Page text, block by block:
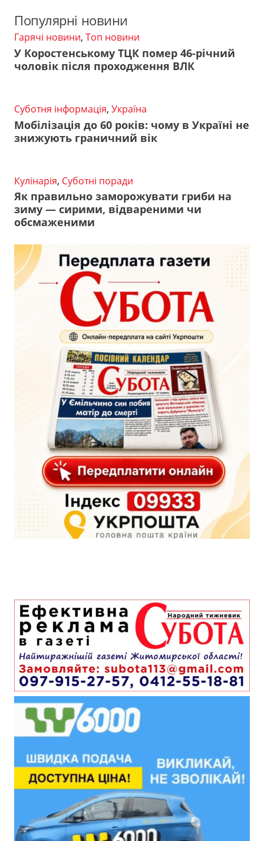
Популярні новини
Гарячі новини, Топ новини
У Коростенському ТЦК помер 46-річний
чоловік після проходження ВЛК
Суботня інформація, Україна
Мобілізація до 60 років: чому в Україні не
знижують граничний вік
Кулінарія, Суботні поради
Як правильно заморожувати гриби на
зиму — сирими, відвареними чи
обсмаженими